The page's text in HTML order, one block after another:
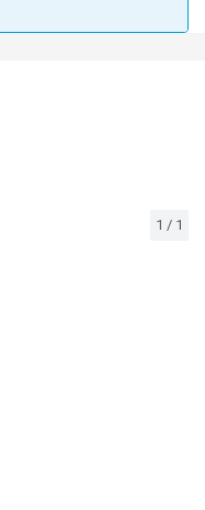
1 / 1